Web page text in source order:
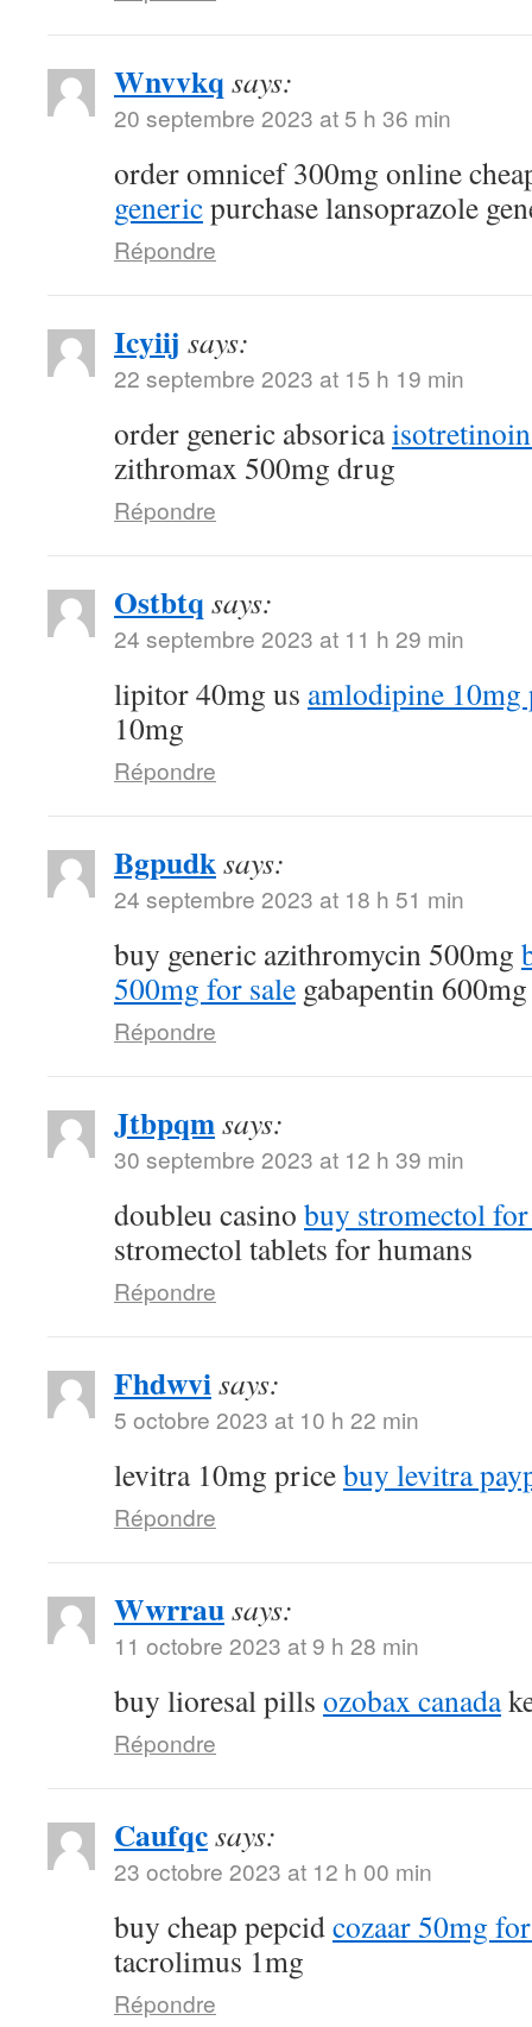
Wnvvkq says:
20 septembre 2023 at 5 h 36 min
order omnicef 300mg online
genericpurchase lansoprazole
Répondre
Icyiij says:
22 septembre 2023 at 15 h 19 min
order generic absorica
zithromax 500mg drug
Répondre
Ostbtq says:
24 septembre 2023 at 11 h 29 min
lipitor 40mg us amlodipine
10mg
Répondre
Bgpudksays:
24 septembre 2023 at 18 h 51 min
buy generic azithromycin 500mg
500mg for sale gabapentin
Répondre
Jtbpqmsays:
30 septembre 2023 at 12 h 39 min
doubleu casino buy stromectol
stromectol tablets for humans
Répondre
Fhdwvisays:
5 octobre 2023 at 10 h 22 min
levitra 10mg pricebuy levitra
Répondre
Wwrrausays:
11 octobre 2023 at 9 h 28 min
buy lioresal pills ozobax canada
Répondre
Caufqcsays:
23 octobre 2023 at 12 h 00 min
buy cheap pepcidcozaar 50mg
tacrolimus 1mg
Répondre